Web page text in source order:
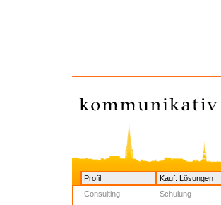
Profil Kauf. Lösungen
Consulting
Schulung